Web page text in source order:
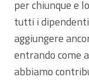
per chiunque e
tutti i
aggiungere
entrando come
abbiamo